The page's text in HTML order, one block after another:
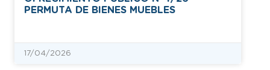
PERMUTA DE BIENES MUEBLES
17/04/2026